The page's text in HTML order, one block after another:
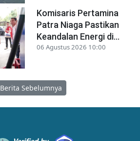
Komisaris Pertamina
Patra Niaga Pastikan
Keandalan Energi di...
06 Agustus 2026 10:00
Berita Sebelumnya